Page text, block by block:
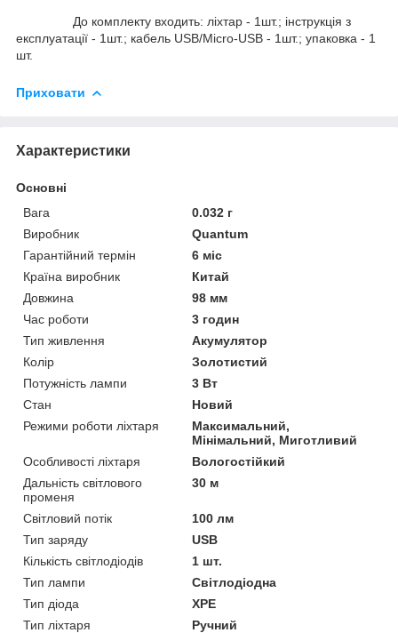
До комплекту входить: ліхтар - 1шт.; інструкція з
експлуатації - 1шт.; кабель USB/Micro-USB - 1шт.; упаковка - 1
шт.
Приховати
Характеристики
Основні
Вага
0.032 г
Виробник
Quantum
Гарантійний термін
6 міс
Країна виробник
Китай
Довжина
98 мм
Час роботи
3 годин
Тип живлення
Акумулятор
Колір
Золотистий
Потужність лампи
3 Вт
Стан
Новий
Режими роботи ліхтаря
Максимальний,
Мінімальний, Миготливий
Особливості ліхтаря
Вологостійкий
Дальність світлового
променя
30 м
Світловий потік
100 лм
Тип заряду
USB
Кількість світлодіодів
1 шт.
Тип лампи
Світлодіодна
Тип діода
XPE
Тип ліхтаря
Ручний